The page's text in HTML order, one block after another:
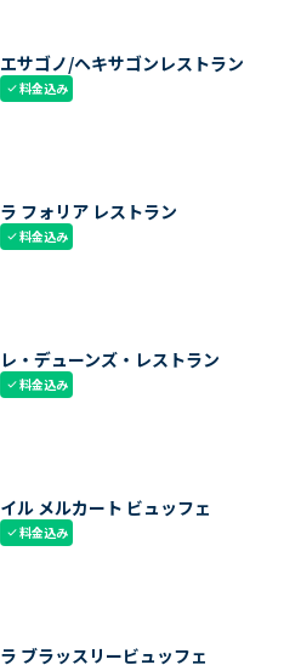
エサゴノ/ヘキサゴンレストラン
check料金込み
ラ フォリア レストラン
check料金込み
レ・デューンズ・レストラン
check料金込み
イル メルカート ビュッフェ
check料金込み
ラ ブラッスリービュッフェ